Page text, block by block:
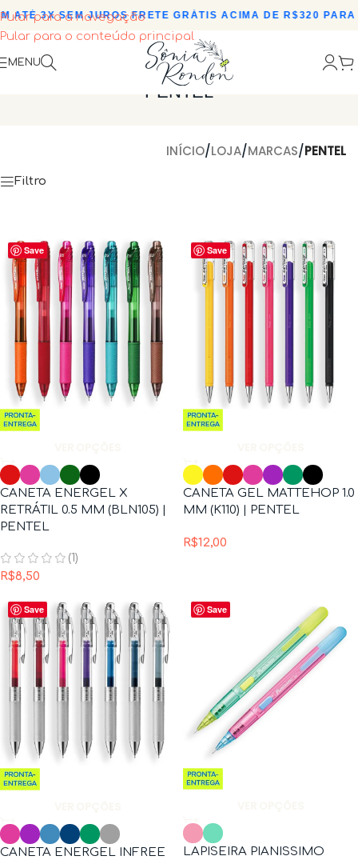
Pular para a navegação
Pular para o conteúdo principal
3X SEM JUROS•FRETE GRÁTIS ACIMA DE R$320 PARA
MENU
PENTEL
INÍCIO/LOJA/MARCAS/PENTEL
Filtro
Save
CANETA ENERGEL X
RETRÁTIL 0.5 MM (BLN105) |
PENTEL
(1)
R$8,50
Save
CANETA GEL MATTEHOP 1.0
MM (K110) | PENTEL
R$12,00
Save
CANETA ENERGEL INFREE
Save
LAPISEIRA PIANISSIMO